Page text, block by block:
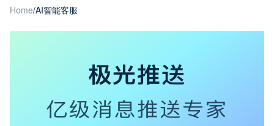
Home/AI智能客服